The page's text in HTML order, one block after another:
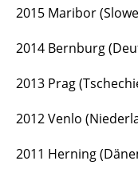
2015 Maribor
2014 Bernburg
2013 Prag
2012 Venlo
2011 Herning